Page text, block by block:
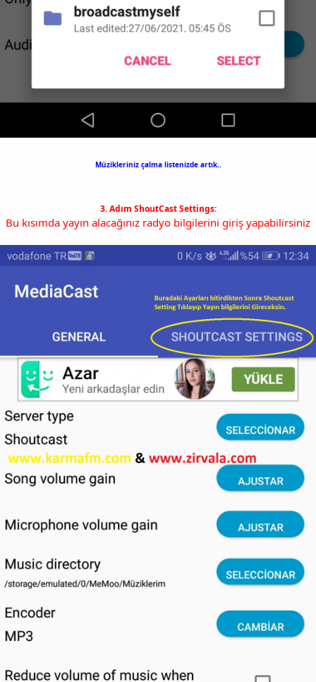
Müzikleriniz çalma listenizde artık..
3. Adım ShoutCast Settings:
Bu kısımda yayın alacağınız radyo bilgilerini giriş yapabilirsiniz